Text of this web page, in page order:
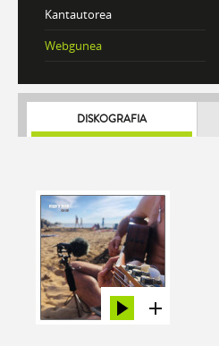
Kantautorea
Webgunea
DISKOGRAFIA